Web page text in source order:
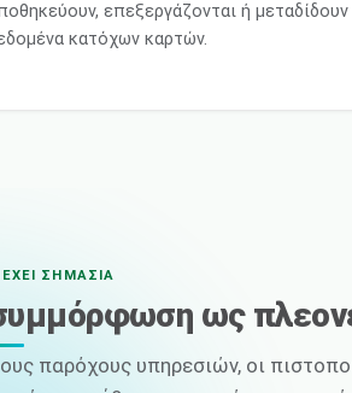
επεξεργάζονται ή μεταδίδουν
κατόχων καρτών.
ΈΧΕΙ ΣΗΜΑΣΊΑ
ως
παρόχους υπηρεσιών, οι